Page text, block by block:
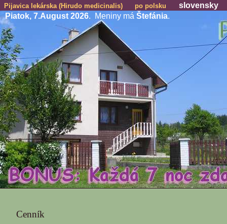
Pijavica lekárska (Hirudo medicinalis) po polsku
slovensky
Piatok, 7.August 2026. Meniny má Štefánia.
Cenník